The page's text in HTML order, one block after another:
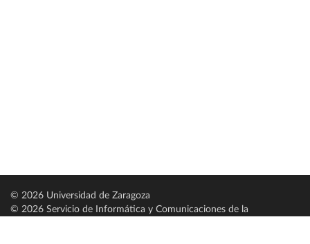
© 2026 Universidad de Zaragoza
© 2026 Servicio de Informática y Comunicaciones de la